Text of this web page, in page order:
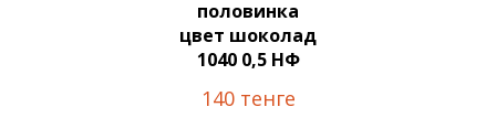
половинка
цвет шоколад
1040 0,5 НФ
140 тенге